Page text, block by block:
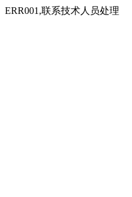
ERR001,联系技术人员处理